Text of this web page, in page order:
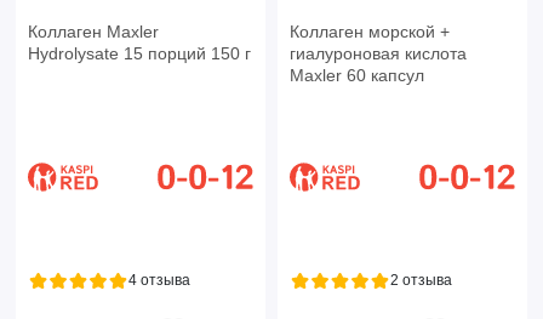
Коллаген Maxler
Hydrolysate 15 порций 150 г
4 отзыва
Коллаген морской +
гиалуроновая кислота
Maxler 60 капсул
2 отзыва